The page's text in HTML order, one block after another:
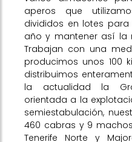
aperos que
divididos en lotes
año y mantener así la
Trabajan con una
producimos unos 100
distribuimos
la actualidad la
orientada a la
semiestabulación,
460 cabras y 9
Tenerife Norte y